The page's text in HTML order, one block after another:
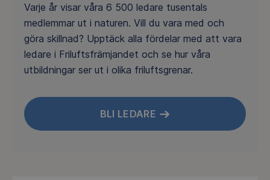
Varje år visar våra 6 500 ledare tusentals
medlemmar ut i naturen. Vill du vara med och
göra skillnad? Upptäck alla fördelar med att vara
ledare i Friluftsfrämjandet och se hur våra
utbildningar ser ut i olika friluftsgrenar.
BLI LEDARE